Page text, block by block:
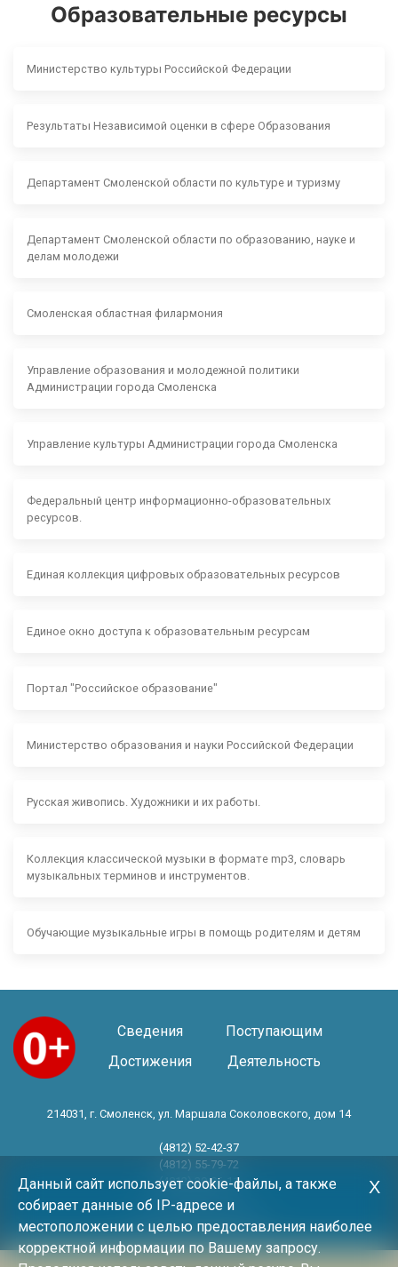
Образовательные ресурсы
Министерство культуры Российской Федерации
Результаты Независимой оценки в сфере Образования
Департамент Смоленской области по культуре и туризму
Департамент Смоленской области по образованию, науке и
делам молодежи
Смоленская областная филармония
Управление образования и молодежной политики
Администрации города Смоленска
Управление культуры Администрации города Смоленска
Федеральный центр информационно-образовательных
ресурсов.
Единая коллекция цифровых образовательных ресурсов
Единое окно доступа к образовательным ресурсам
Портал "Российское образование"
Министерство образования и науки Российской Федерации
Русская живопись. Художники и их работы.
Коллекция классической музыки в формате mp3, словарь
музыкальных терминов и инструментов.
Обучающие музыкальные игры в помощь родителям и детям
Сведения
Поступающим
Достижения
Деятельность
214031, г. Смоленск, ул. Маршала Соколовского, дом 14
(4812) 52-42-37
(4812) 55-79-72
(4812) 30-06-11
Год основания 1983 год
Данный сайт использует cookie-файлы, а также
собирает данные об IP-адресе и
местоположении с целью предоставления наиболее
корректной информации по Вашему запросу.
Х